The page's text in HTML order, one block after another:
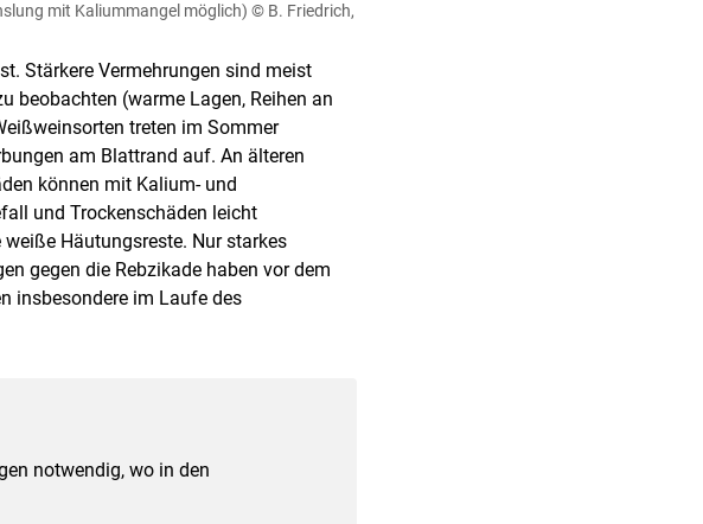
mit Kaliummangel möglich) © B. Friedrich,
Stärkere Vermehrungen sind meist
beobachten (warme Lagen, Reihen an
treten im Sommer
am Blattrand auf. An älteren
können mit Kalium- und
und Trockenschäden leicht
Häutungsreste. Nur starkes
gegen die Rebzikade haben vor dem
insbesondere im Laufe des
notwendig, wo in den